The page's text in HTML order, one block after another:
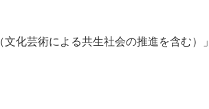
化芸術による共生社会の推進を含む）」